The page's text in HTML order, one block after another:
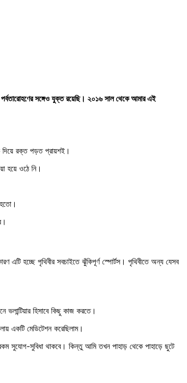
পর্বতারোহণের সঙ্গেও যুক্ত রয়েছি। ২০১৬ সাল থেকে আমার এই
দিয়ে রক্ত পড়ত প্রায়শই।
হয়ে ওঠে নি।
এটি হচ্ছে পৃথিবীর সবচাইতে ঝুঁকিপূর্ণ স্পোর্টস। পৃথিবীতে অন্য যেসব
হিসাবে কিছু কাজ করতে।
একটি মেডিটেশন করেছিলাম।
সুযোগ-সুবিধা থাকবে। কিন্তু আমি তখন পাহাড় থেকে পাহাড়ে ছুটে